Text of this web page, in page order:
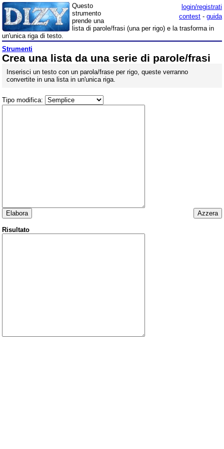
login/registrati
contest - guida
Questo
strumento
prende una
lista di parole/frasi (una per rigo) e la trasforma in
un'unica riga di testo.
Strumenti
Crea una lista da una serie di parole/frasi
Inserisci un testo con un parola/frase per rigo, queste verranno
convertite in una lista in un'unica riga.
Tipo modifica:
Azzera
Risultato